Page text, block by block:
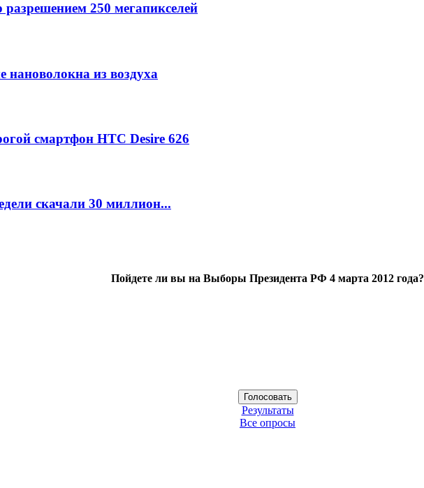
разрешением 250 мегапикселей
нановолокна из воздуха
смартфон HTC Desire 626
скачали 30 миллион...
Пойдете ли вы на Выборы Президента РФ 4 марта 2012 года?
Результаты
Все опросы